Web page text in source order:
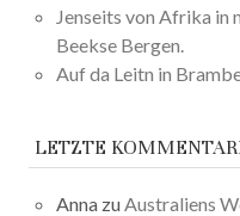
Jenseits von Afrika in
Beekse Bergen.
Auf da Leitn in
LETZTE
Anna zuAustraliens